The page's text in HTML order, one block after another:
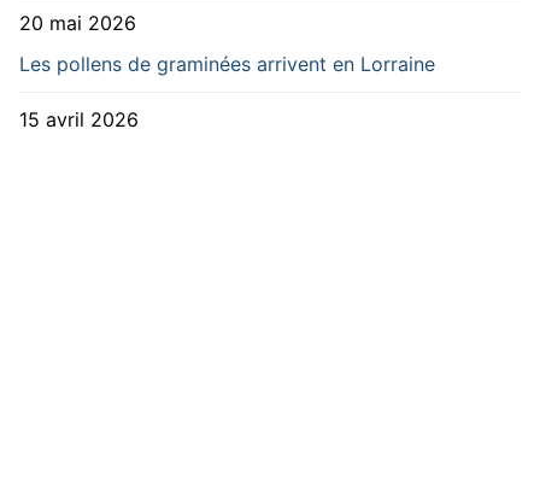
20 mai 2026
Les pollens de graminées arrivent en Lorraine
15 avril 2026